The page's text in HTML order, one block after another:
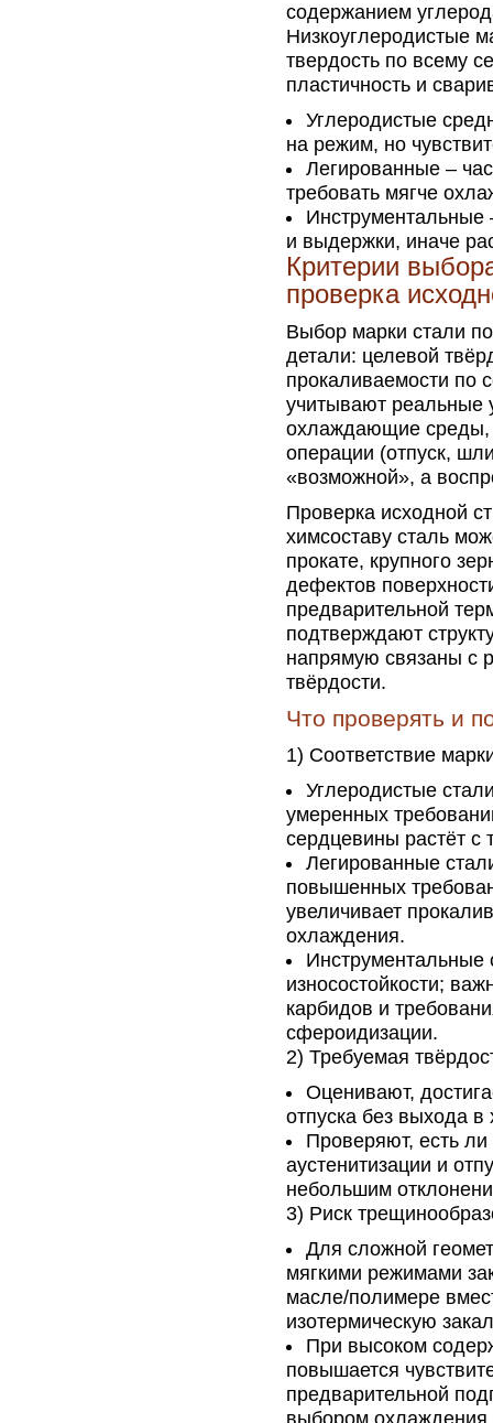
содержанием
Низкоуглеродистые
твердость по всему
пластичность и
Углеродистые
на режим, но
Легированные –
требовать мягче
Инструментальные
и выдержки, иначе
Критерии
проверка
Выбор марки стали
детали: целевой
прокаливаемости по
учитывают реальные
охлаждающие среды,
операции (отпуск,
«возможной», а
Проверка исходной
химсоставу сталь
прокате, крупного
дефектов
предварительной
подтверждают
напрямую связаны с
твёрдости.
Что проверять и
1) Соответствие
Углеродистые
умеренных
сердцевины растёт с
Легированные
повышенных
увеличивает
охлаждения.
Инструментальные
износостойкости;
карбидов и
сфероидизации.
2) Требуемая
Оценивают,
отпуска без выхода в
Проверяют, есть ли
аустенитизации и
небольшим
3) Риск
Для сложной
мягкими режимами
масле/полимере
изотермическую
При высоком
повышается
предварительной
выбором охлаждения.